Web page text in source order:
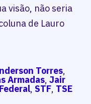
visão, não seria
de Lauro
Torres,
Armadas, Jair
, STF, TSE